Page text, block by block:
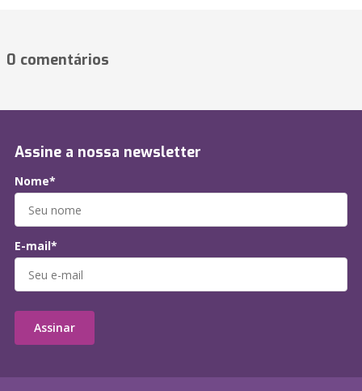
0 comentários
Assine a nossa newsletter
Nome*
E-mail*
Assinar